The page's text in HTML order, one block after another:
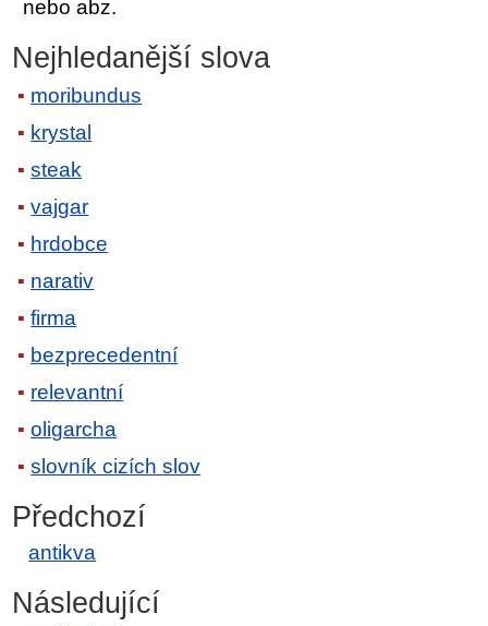
nebo abz.
Nejhledanější slova
moribundus
krystal
steak
vajgar
hrdobce
narativ
firma
bezprecedentní
relevantní
oligarcha
slovník cizích slov
Předchozí
antikva
Následující